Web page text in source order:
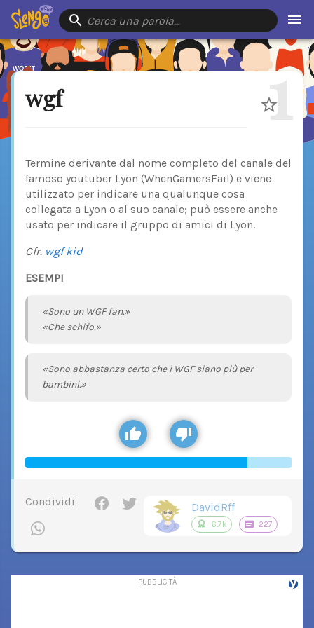
Cerca una parola…
wgf 1
Termine derivante dal nome completo del canale del
famoso youtuber Lyon (WhenGamersFail) e viene
utilizzato per indicare una qualunque cosa
collegata a Lyon o al suo canale; può essere anche
usato per indicare il gruppo di amici di Lyon.
Cfr. wgf kid
ESEMPI
«Sono un WGF fan.»
«Che schifo.»
«Sono abbastanza certo che i WGF siano più per
bambini.»
Condividi DavidRff
6.7k 227